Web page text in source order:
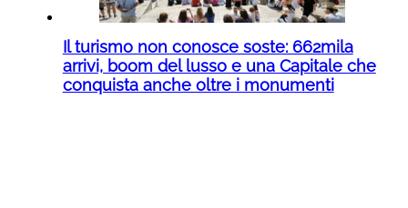
Il turismo non conosce soste: 662mila
arrivi, boom del lusso e una Capitale che
conquista anche oltre i monumenti